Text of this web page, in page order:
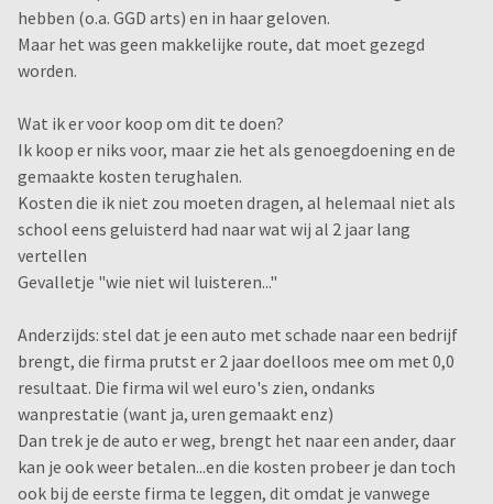
hebben (o.a. GGD arts) en in haar geloven.
Maar het was geen makkelijke route, dat moet gezegd
worden.
Wat ik er voor koop om dit te doen?
Ik koop er niks voor, maar zie het als genoegdoening en de
gemaakte kosten terughalen.
Kosten die ik niet zou moeten dragen, al helemaal niet als
school eens geluisterd had naar wat wij al 2 jaar lang
vertellen
Gevalletje "wie niet wil luisteren..."
Anderzijds: stel dat je een auto met schade naar een bedrijf
brengt, die firma prutst er 2 jaar doelloos mee om met 0,0
resultaat. Die firma wil wel euro's zien, ondanks
wanprestatie (want ja, uren gemaakt enz)
Dan trek je de auto er weg, brengt het naar een ander, daar
kan je ook weer betalen...en die kosten probeer je dan toch
ook bij de eerste firma te leggen, dit omdat je vanwege